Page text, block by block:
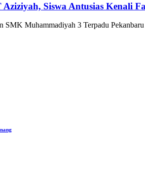
Siswa Antusias Kenali
SMK Muhammadiyah 3 Terpadu